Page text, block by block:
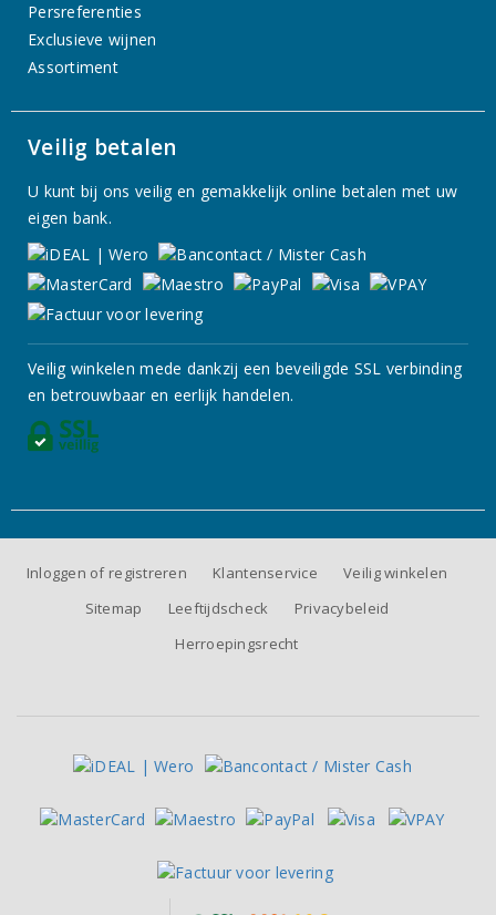
Persreferenties
Exclusieve wijnen
Assortiment
Veilig betalen
U kunt bij ons veilig en gemakkelijk online betalen met uw
eigen bank.
Veilig winkelen mede dankzij een beveiligde SSL verbinding
en betrouwbaar en eerlijk handelen.
Inloggen of registreren Klantenservice
Veilig winkelen
Sitemap
Leeftijdscheck
Privacybeleid
Herroepingsrecht